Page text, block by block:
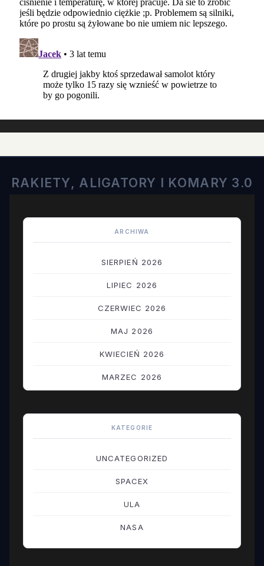
RAKIETY, ALIGATORY I KOMARY 3.0
ARCHIWA
SIERPIEŃ 2026
LIPIEC 2026
CZERWIEC 2026
MAJ 2026
KWIECIEŃ 2026
MARZEC 2026
STYCZEŃ 2026
KATEGORIE
UNCATEGORIZED
SPACEX
ULA
NASA